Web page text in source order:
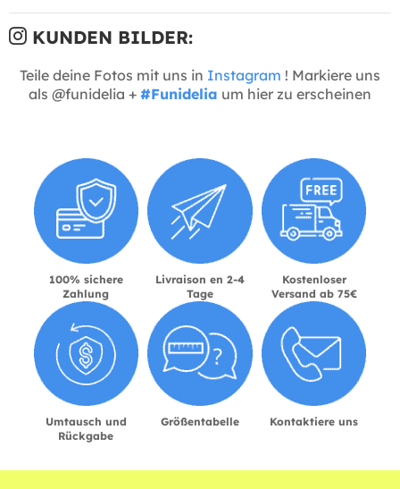
KUNDEN BILDER:
Teile deine Fotos mit uns in Instagram ! Markiere uns
als @funidelia + #Funidelia um hier zu erscheinen
100% sichere
Zahlung
Livraison en 2-4
Tage
Kostenloser
Versand ab 75€
Umtausch und
Rückgabe
Größentabelle Kontaktiere uns